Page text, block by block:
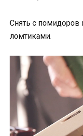
Снять с помидоров
ломтиками.